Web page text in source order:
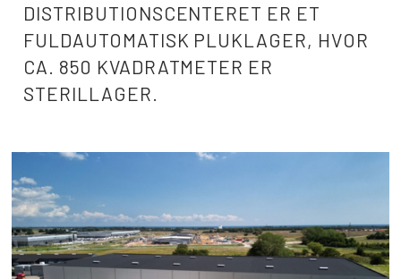
DISTRIBUTIONSCENTERET ER ET
FULDAUTOMATISK PLUKLAGER, HVOR
CA. 850 KVADRATMETER ER
STERILLAGER.